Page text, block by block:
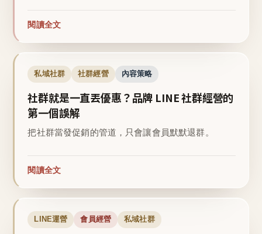
閱讀全文
私域社群 社群經營 內容策略
社群就是一直丟優惠？品牌 LINE 社群經營的
第一個誤解
把社群當發促銷的管道，只會讓會員默默退群。
閱讀全文
LINE運營 會員經營 私域社群